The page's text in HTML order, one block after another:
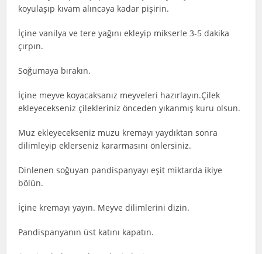
koyulaşıp kıvam alıncaya kadar pişirin.
İçine vanilya ve tere yağını ekleyip mikserle 3-5 dakika
çırpın.
Soğumaya bırakın.
İçine meyve koyacaksanız meyveleri hazırlayın.Çilek
ekleyecekseniz çilekleriniz önceden yıkanmış kuru olsun.
Muz ekleyecekseniz muzu kremayı yaydıktan sonra
dilimleyip eklerseniz kararmasını önlersiniz.
Dinlenen soğuyan pandispanyayı eşit miktarda ikiye
bölün.
İçine kremayı yayın. Meyve dilimlerini dizin.
Pandispanyanın üst katını kapatın.